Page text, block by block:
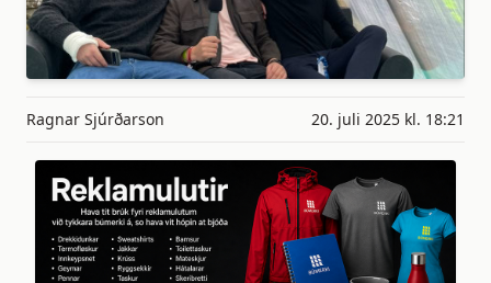
Ragnar Sjúrðarson 20. juli 2025 kl. 18:21